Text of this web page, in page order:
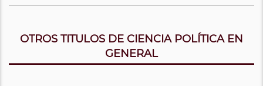
OTROS TITULOS DE CIENCIA POLÍTICA EN
GENERAL